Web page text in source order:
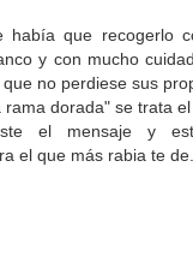
había que recogerlo
y con mucho
no perdiese sus
rama dorada" se trata
el mensaje y
el que más rabia te de.